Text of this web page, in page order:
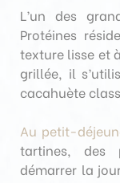
L’un des
Protéines
texture lisse et
grillée, il
cacahuète
Au petit-
tartines, des
démarrer la